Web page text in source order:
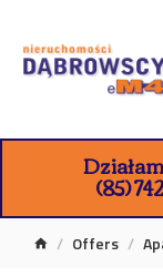
(85)
Offers